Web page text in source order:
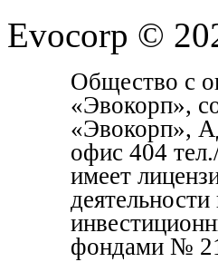
Evocorp ©
Общество с
«Эвокорп»,
«Эвокорп»,
офис 404
имеет
фондами №